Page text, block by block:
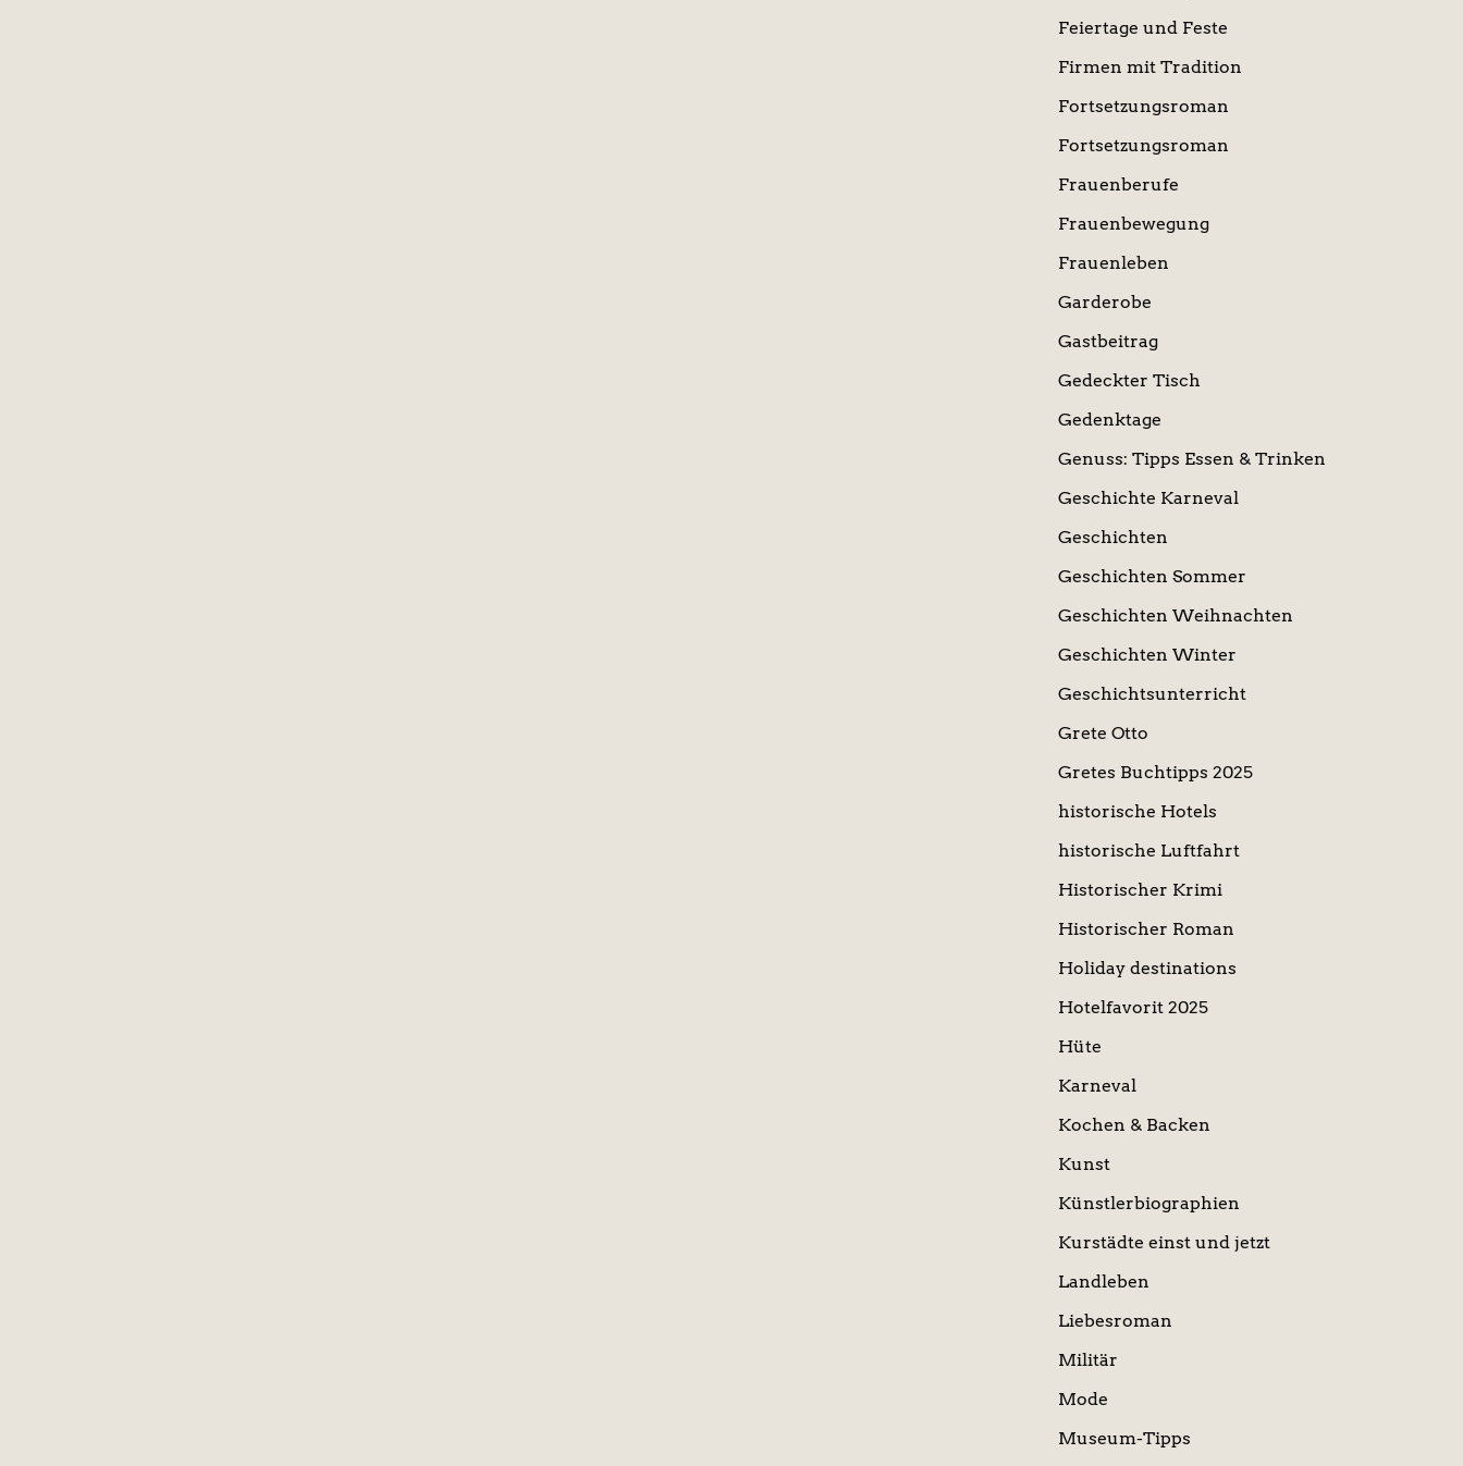
Feiertage und Feste
Firmen mit Tradition
Fortsetzungsroman
Fortsetzungsroman
Frauenberufe
Frauenbewegung
Frauenleben
Garderobe
Gastbeitrag
Gedeckter Tisch
Gedenktage
Genuss: Tipps Essen & Trinken
Geschichte Karneval
Geschichten
Geschichten Sommer
Geschichten Weihnachten
Geschichten Winter
Geschichtsunterricht
Grete Otto
Gretes Buchtipps 2025
historische Hotels
historische Luftfahrt
Historischer Krimi
Historischer Roman
Holiday destinations
Hotelfavorit 2025
Hüte
Karneval
Kochen & Backen
Kunst
Künstlerbiographien
Kurstädte einst und jetzt
Landleben
Liebesroman
Militär
Mode
Museum-Tipps